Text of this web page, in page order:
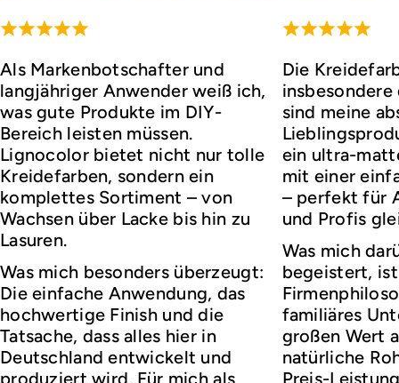
Als Markenbotschafter und
langjähriger Anwender weiß ich,
was gute Produkte im DIY-
Bereich leisten müssen.
Lignocolor bietet nicht nur tolle
Kreidefarben, sondern ein
komplettes Sortiment – von
Wachsen über Lacke bis hin zu
Lasuren.
Was mich besonders überzeugt:
Die einfache Anwendung, das
hochwertige Finish und die
Tatsache, dass alles hier in
Deutschland entwickelt und
produziert wird. Für mich als
Die
sind meine
ein ultra-
mit einer
– perfekt für
und Profis
Was mich
begeistert,
familiäres
großen Wert
natürliche
Preis-